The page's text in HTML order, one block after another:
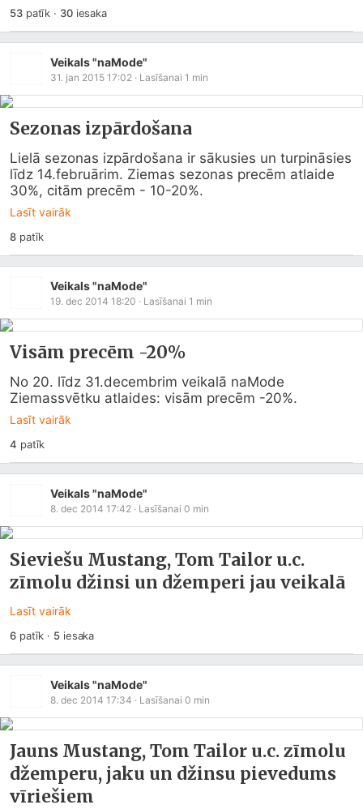
53patīk · 30iesaka
Veikals "naMode"
31. jan 2015 17:02 · Lasīšanai 1 min
Sezonas izpārdošana
Lielā sezonas izpārdošana ir sākusies un turpināsies
līdz 14.februārim. Ziemas sezonas precēm atlaide
30%, citām precēm - 10-20%.
Lasīt vairāk
8patīk
Veikals "naMode"
19. dec 2014 18:20 · Lasīšanai 1 min
Visām precēm -20%
No 20. līdz 31.decembrim veikalā naMode
Ziemassvētku atlaides: visām precēm -20%.
Lasīt vairāk
4 patīk
Veikals "naMode"
8. dec 2014 17:42 · Lasīšanai 0 min
Sieviešu Mustang, Tom Tailor u.c.
zīmolu džinsi un džemperi jau veikalā
Lasīt vairāk
6patīk · 5iesaka
Veikals "naMode"
8. dec 2014 17:34 · Lasīšanai 0 min
Jauns Mustang, Tom Tailor u.c. zīmolu
džemperu, jaku un džinsu pievedums
vīriešiem